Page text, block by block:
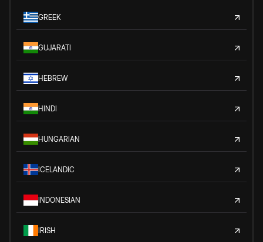
GREEK
GUJARATI
HEBREW
HINDI
HUNGARIAN
ICELANDIC
INDONESIAN
IRISH